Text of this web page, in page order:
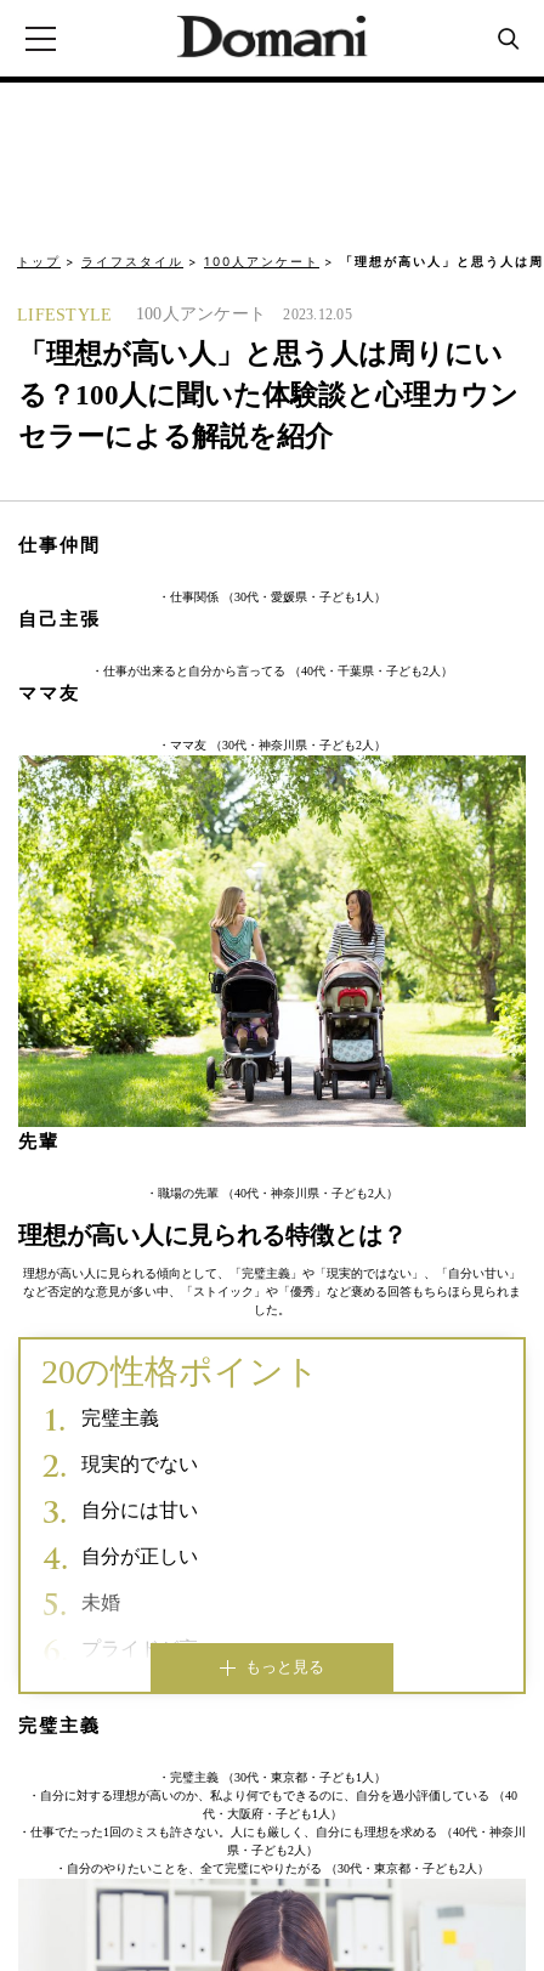
トップ ライフスタイル 100人アンケート 「理想が高い人」と思う人
LIFESTYLE 100人アンケート 2023.12.05
「理想が高い人」と思う人は周りにい
る？100人に聞いた体験談と心理カウン
セラーによる解説を紹介
仕事仲間
・仕事関係 （30代・愛媛県・子ども1人）
自己主張
・仕事が出来ると自分から言ってる （40代・千葉県・子ども2人）
ママ友
・ママ友 （30代・神奈川県・子ども2人）
先輩
・職場の先輩 （40代・神奈川県・子ども2人）
理想が高い人に見られる特徴とは？
理想が高い人に見られる傾向として、「完璧主義」や「現実的ではない」、「自分い甘い」
など否定的な意見が多い中、「ストイック」や「優秀」など褒める回答もちらほら見られま
した。
20の性格ポイント
完璧主義
現実的でない
自分には甘い
自分が正しい
未婚
プライドが高い
もっと見る
完璧主義
・完璧主義 （30代・東京都・子ども1人）
・自分に対する理想が高いのか、私より何でもできるのに、自分を過小評価している （40
代・大阪府・子ども1人）
・仕事でたった1回のミスも許さない。人にも厳しく、自分にも理想を求める （40代・神奈川
県・子ども2人）
・自分のやりたいことを、全て完璧にやりたがる （30代・東京都・子ども2人）